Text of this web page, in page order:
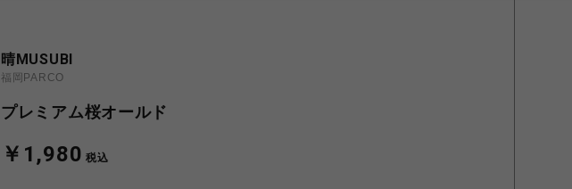
晴MUSUBI
福岡PARCO
プレミアム桜オールド
￥1,980 税込